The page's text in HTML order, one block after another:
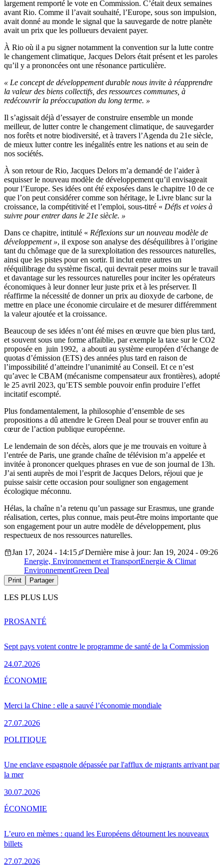
largement remporté le vote en Commission. C’était deux semaines
avant Rio. Comme il l’avait souhaité, l’Europe, sous son impulsion,
avait donné au monde le signal que la sauvegarde de notre planète
avait un prix que les pollueurs devaient payer.
À Rio où il a pu signer notamment la convention sur la lutte contre
le changement climatique, Jacques Delors était présent et les paroles
qu’il y a prononcées ont une résonance particulière.
« Le concept de développement durable nous invite à réapprendre
la valeur des biens collectifs, des ressources communes, à
redécouvrir la préoccupation du long terme. »
Il s’agissait déjà d’essayer de construire ensemble un monde
meilleur, de lutter contre le changement climatique, de sauvegarder
nos forêts et notre biodiversité, et à travers l’Agenda du 21e siècle,
de mieux lutter contre les inégalités entre les nations et au sein de
nos sociétés.
À son retour de Rio, Jacques Delors m’a demandé de l’aider à
esquisser le nouveau modèle de développement qu’il envisageait
pour l’Europe. Ses idées ont été exposées dans le chapitre 10 de ce
que l’on peut considérer comme son héritage, le Livre blanc sur la
croissance, la compétitivité et l’emploi, sous-titré « Défis et voies à
suivre pour entrer dans le 21e siècle. »
Dans ce chapitre, intitulé « Réflexions sur un nouveau modèle de
développement », il expose son analyse des déséquilibres à l’origine
tant du chômage que de la surexploitation des ressources naturelles,
ainsi que les pistes pour en sortir. Il inclut entre autres un
rééquilibrage du système fiscal, qui devrait peser moins sur le travail
et davantage sur les ressources naturelles pour inciter les opérateurs
économiques à leur donner leur juste prix et à les préserver. Il
réaffirme la nécessité de donner un prix au dioxyde de carbone, de
mettre en place une économie circulaire et de mesurer différemment
la valeur ajoutée et la croissance.
Beaucoup de ses idées n’ont été mises en œuvre que bien plus tard,
et souvent sous une forme affaiblie, par exemple la taxe sur le CO2
proposée en juin 1992, a abouti au système européen d’échange de
quotas d’émission (ETS) des années plus tard en raison de
l’impossibilité d’atteindre l’unanimité au Conseil. Et ce n’est
qu’avec le CBAM (mécanisme compensateur aux frontières), adopté
le 25 avril 2023, qu’ETS semble pouvoir enfin produire l’effet
incitatif escompté.
Plus fondamentalement, la philosophie d’ensemble de ses
propositions a dû attendre le Green Deal pour se trouver enfin au
cœur de l’action publique européenne.
Le lendemain de son décès, alors que je me trouvais en voiture à
l’entrée de Paris, une grande chaîne de télévision m’a appelée et
invitée à prononcer quelques phrases en vue de son journal de 13h.
J’ai senti auprès de moi l’esprit de Jacques Delors, réjoui que je
puisse saisir cette occasion pour souligner son engagement
écologique méconnu.
Hélas, la chaîne n’a retenu qu’un passage sur Erasmus, une grande
réalisation, certes, plus connue, mais peut-être moins importante que
son engagement pour un autre modèle de développement, plus
respectueux de nos ressources naturelles.
Jan 17, 2024 - 14:15
Dernière mise à jour: Jan 19, 2024 - 09:26
Energie, Environnement et TransportEnergie & Climat
EnvironnementGreen Deal
Print Partager
LES PLUS LUS
Sept pays votent contre le programme de santé de la Commission
24.07.2026
PROSANTÉ
Merci la Chine : elle a sauvé l’économie mondiale
27.07.2026
ÉCONOMIE
Une enclave espagnole dépassée par l'afflux de migrants arrivant par
la mer
30.07.2026
POLITIQUE
L’euro en mèmes : quand les Européens détournent les nouveaux
billets
27.07.2026
ÉCONOMIE